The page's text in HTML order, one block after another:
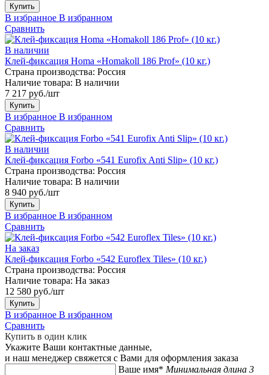
Купить
В избранное В избранном
Сравнить
В наличии
Клей-фиксация Homa «Homakoll 186 Prof» (10 кг.)
Страна производства: Россия
Наличие товара: В наличии
7 217 руб./шт
Купить
В избранное В избранном
Сравнить
В наличии
Клей-фиксация Forbo «541 Eurofix Anti Slip» (10 кг.)
Страна производства: Россия
Наличие товара: В наличии
8 940 руб./шт
Купить
В избранное В избранном
Сравнить
На заказ
Клей-фиксация Forbo «542 Euroflex Tiles» (10 кг.)
Страна производства: Россия
Наличие товара: На заказ
12 580 руб./шт
Купить
В избранное В избранном
Сравнить
Купить в один клик
Укажите Ваши контактные данные,
и наш менеджер свяжется с Вами для оформления заказа
Ваше имя* Минимальная длина 3